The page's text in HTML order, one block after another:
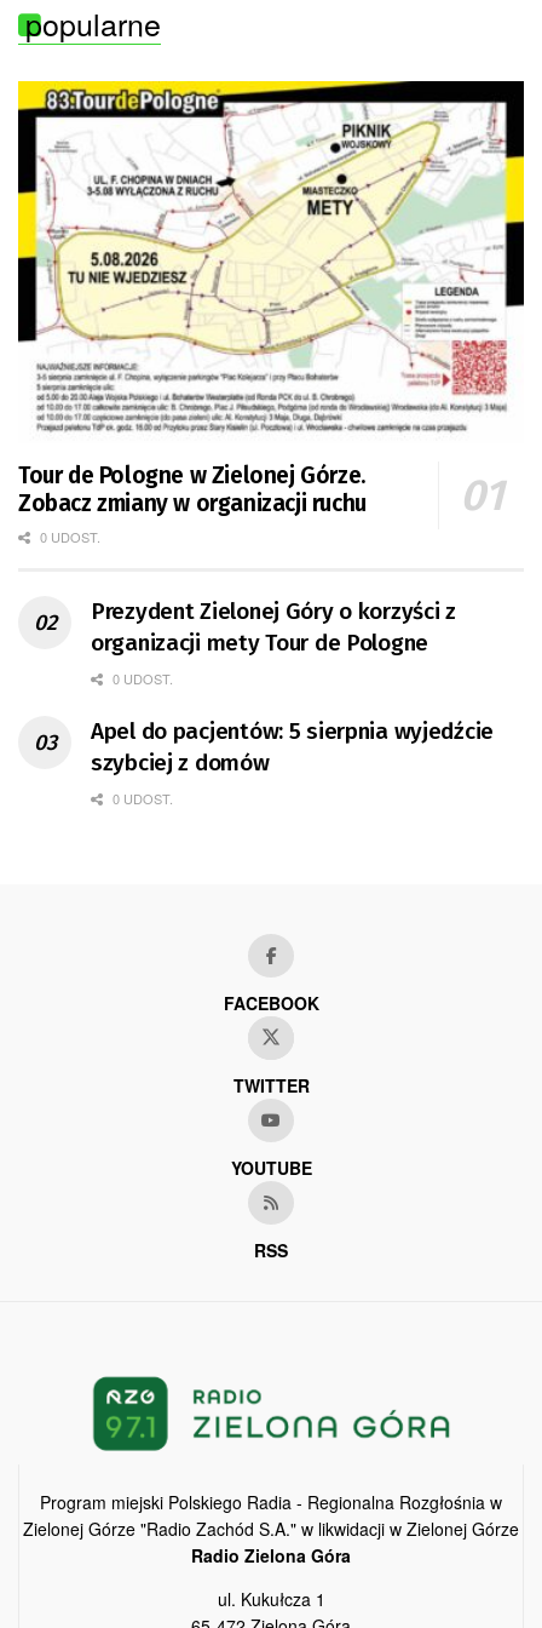
popularne
Tour de Pologne w Zielonej Górze.
Zobacz zmiany w organizacji ruchu
0 UDOST.
Prezydent Zielonej Góry o korzyści z
organizacji mety Tour de Pologne
0 UDOST.
Apel do pacjentów: 5 sierpnia wyjedźcie
szybciej z domów
0 UDOST.
FACEBOOK
TWITTER
YOUTUBE
RSS
Program miejski Polskiego Radia - Regionalna Rozgłośnia w
Zielonej Górze "Radio Zachód S.A." w likwidacji w Zielonej Górze
Radio Zielona Góra
ul. Kukułcza 1